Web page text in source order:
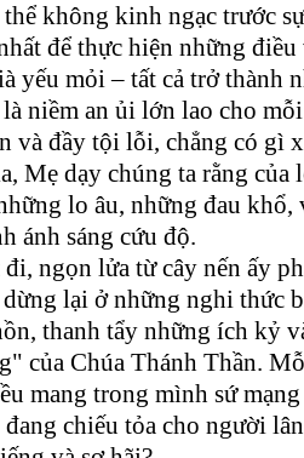
không kinh ngạc trước
để thực hiện những
yếu mỏi – tất cả trở thành
niềm an ủi lớn lao cho
và đầy tội lỗi, chẳng có gì
Mẹ dạy chúng ta rằng của
lo âu, những đau khổ,
ánh sáng cứu độ.
ngọn lửa từ cây nến ấy
lại ở những nghi thức
thanh tẩy những ích kỷ
của Chúa Thánh Thần.
mang trong mình sứ
chiếu tỏa cho người